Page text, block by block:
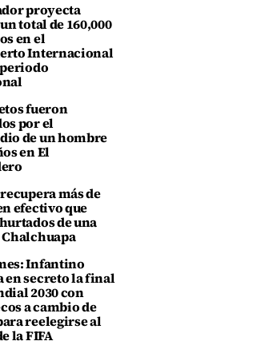
proyecta
total de 160,000
en el
Internacional
fueron
por el
de un hombre
en El
más de
efectivo que
de una
Chalchuapa
Infantino
en secreto la final
2030 con
a cambio de
reelegirse al
la FIFA